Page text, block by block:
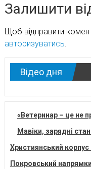
Залишити
Щоб відправити
авторизуватись.
Відео дня
«Ветеринар – це не
Мавіки, зарядні
Християнський
Покровський напрямки